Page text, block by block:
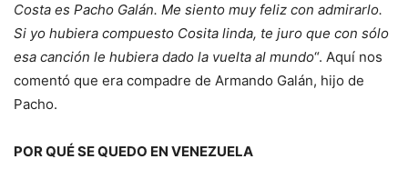
Costa es Pacho Galán. Me siento muy feliz con admirarlo.
Si yo hubiera compuesto Cosita linda, te juro que con sólo
esa canción le hubiera dado la vuelta al mundo“. Aquí nos
comentó que era compadre de Armando Galán, hijo de
Pacho.
POR QUÉ SE QUEDO EN VENEZUELA